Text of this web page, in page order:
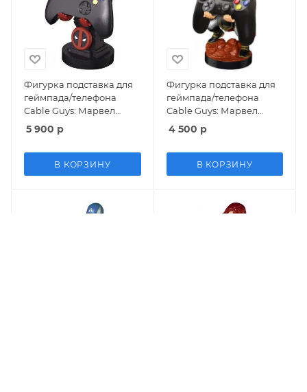
Фигурка подставка для
геймпада/телефона
Cable Guys: Марвел
(Marvel) Дэдпул
(Deadpool)
5 900 р
В КОРЗИНУ
Фигурка подставка для
геймпада/телефона
Cable Guys: Марвел
Мстители (Marvel
Avengers) Тор (Thor)
4 500 р
В КОРЗИНУ